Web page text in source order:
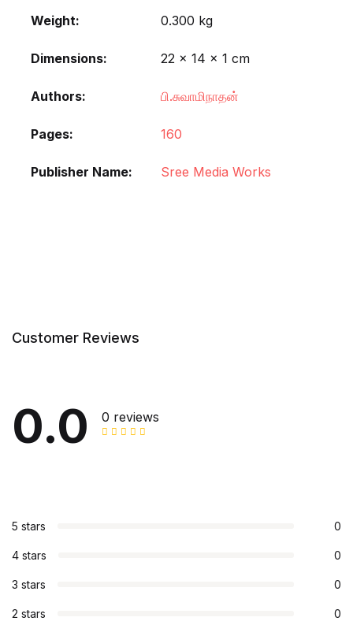
Weight 0.300 kg
Dimensions 22 × 14 × 1 cm
Authors பி.சுவாமிநாதன்
Pages 160
Publisher Name Sree Media Works
Customer Reviews
0.0 0 reviews
5 stars 0
4 stars 0
3 stars 0
2 stars 0